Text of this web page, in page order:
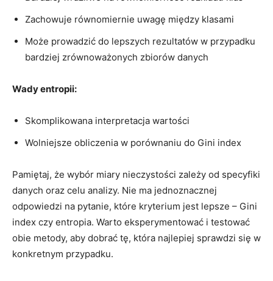
Zachowuje równomiernie uwagę między klasami
Może prowadzić do lepszych rezultatów w przypadku
bardziej zrównoważonych zbiorów danych
Wady entropii:
Skomplikowana interpretacja wartości
Wolniejsze obliczenia w porównaniu do Gini index
Pamiętaj, że wybór miary nieczystości zależy od specyfiki
danych oraz‌ celu analizy. Nie ma jednoznacznej
odpowiedzi na pytanie, które ‍kryterium jest lepsze – Gini
index czy⁤ entropia. Warto eksperymentować ⁢i testować
obie metody, aby ⁢dobrać tę, która najlepiej sprawdzi się ⁣w
konkretnym przypadku.